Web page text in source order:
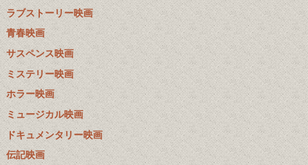
ラブストーリー映画
青春映画
サスペンス映画
ミステリー映画
ホラー映画
ミュージカル映画
ドキュメンタリー映画
伝記映画